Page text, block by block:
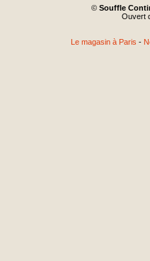
© Souffle
Ouvert
Le magasin à Paris -